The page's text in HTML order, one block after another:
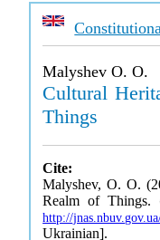
Malyshev O. O.
Cultural
Things
Cite:
Malyshev, O. O.
Realm of Things.
http://
Ukrainian].